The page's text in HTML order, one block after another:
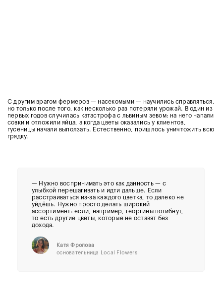
С другим врагом фермеров — насекомыми — научились справляться,
но только после того, как несколько раз потеряли урожай. В один из
первых годов случилась катастрофа с львиным зевом: на него напали
совки и отложили яйца, а когда цветы оказались у клиентов,
гусеницы начали выползать. Естественно, пришлось уничтожить всю
грядку.
— Нужно воспринимать это как данность — с
улыбкой перешагивать и идти дальше. Если
расстраиваться из-за каждого цветка, то далеко не
уйдёшь. Нужно просто делать широкий
ассортимент: если, например, георгины погибнут,
то есть другие цветы, которые не оставят без
дохода.
Катя Фролова
основательница Local Flowers